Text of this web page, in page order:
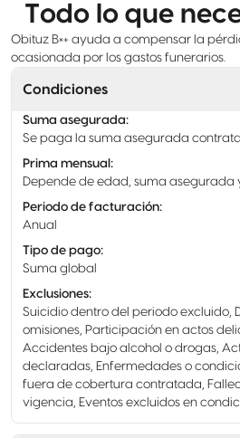
Todo lo que
Obituz B×+ ayuda a compensar la
ocasionada por los gastos funerarios.
Condiciones
Suma asegurada:
Se paga la suma asegurada
Prima mensual :
Depende de edad, suma asegurada
Periodo de facturación:
Anual
Tipo de pago:
Suma global
Exclusiones:
Suicidio dentro del periodo excluido,
omisiones, Participación en actos
Accidentes bajo alcohol o drogas,
declaradas, Enfermedades o
fuera de cobertura contratada,
vigencia, Eventos excluidos en